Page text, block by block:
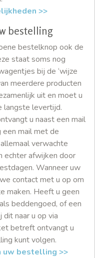
>>
bestelling
bestelknop ook de
staat soms nog
bij de ‘wijze
meerdere producten
uit en moet u
langste levertijd.
u naast een mail
mail met de
verwachte
echter afwijken door
Wanneer uw
contact met u op om
maken. Heeft u geen
beddengoed, of een
naar u op via
betreft ontvangt u
kunt volgen.
uw bestelling >>